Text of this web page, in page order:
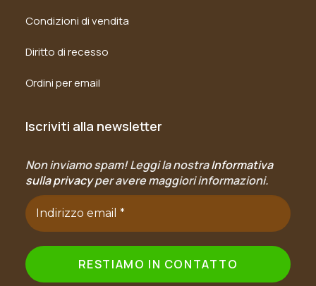
Condizioni di vendita
Diritto di recesso
Ordini per email
Iscriviti alla newsletter
Non inviamo spam! Leggi la nostraInformativa
sulla privacyper avere maggiori informazioni.